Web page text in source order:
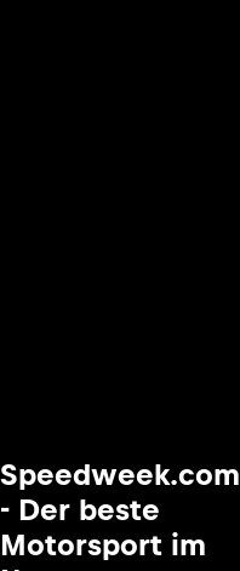
Speedweek.com
- Der beste
Motorsport im